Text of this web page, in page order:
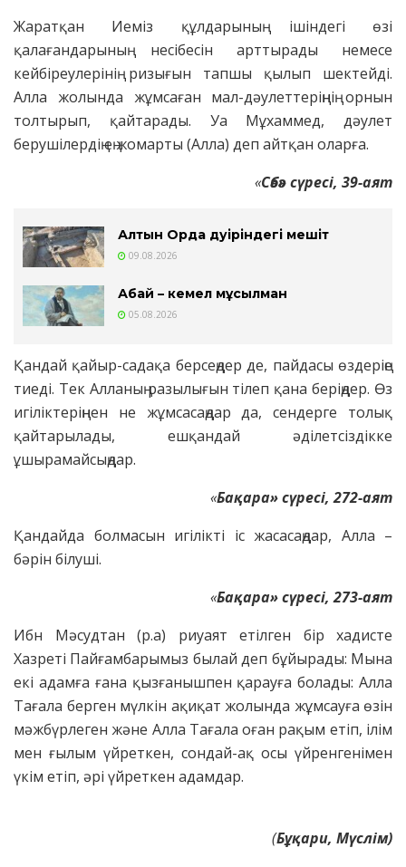
Жаратқан Иеміз құлдарының ішіндегі өзі
қалағандарының несібесін арттырады немесе
кейбіреулерінің ризығын тапшы қылып шектейді.
Алла жолында жұмсаған мал-дәулеттеріңнің орнын
толтырып, қайтарады. Уа Мұхаммед, дәулет
берушілердің ең жомарты (Алла) деп айтқан оларға.
«Сәбә» сүресі, 39-аят
Алтын Орда дәуіріндегі мешіт
09.08.2026
Абай – кемел мұсылман
05.08.2026
Қандай қайыр-садақа берсеңдер де, пайдасы өздеріңе
тиеді. Тек Алланың разылығын тілеп қана беріңдер. Өз
игіліктеріңнен не жұмсасаңдар да, сендерге толық
қайтарылады, ешқандай әділетсіздікке
ұшырамайсыңдар.
«Бақара» сүресі, 272-аят
Қандайда болмасын игілікті іс жасасаңдар, Алла –
бәрін білуші.
«Бақара» сүресі, 273-аят
Ибн Мәсудтан (р.а) риуаят етілген бір хадисте
Хазреті Пайғамбарымыз былай деп бұйырады: Мына
екі адамға ғана қызғанышпен қарауға болады: Алла
Тағала берген мүлкін ақиқат жолында жұмсауға өзін
мәжбүрлеген және Алла Тағала оған рақым етіп, ілім
мен ғылым үйреткен, сондай-ақ осы үйренгенімен
үкім етіп, әрі үйреткен адамдар.
(Бұқари, Мүслім)